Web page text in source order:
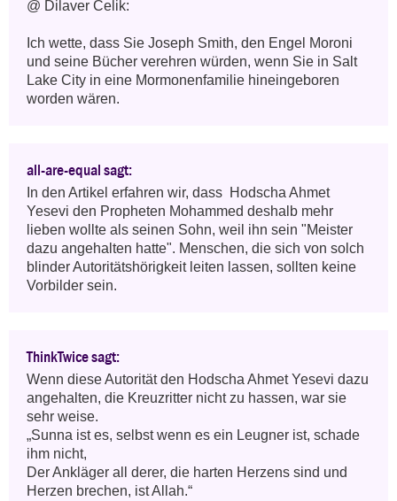
@ Dilaver Celik:
Ich wette, dass Sie Joseph Smith, den Engel Moroni
und seine Bücher verehren würden, wenn Sie in Salt
Lake City in eine Mormonenfamilie hineingeboren
worden wären.
all-are-equal sagt:
In den Artikel erfahren wir, dass  Hodscha Ahmet
Yesevi den Propheten Mohammed deshalb mehr
lieben wollte als seinen Sohn, weil ihn sein "Meister
dazu angehalten hatte". Menschen, die sich von solch
blinder Autoritätshörigkeit leiten lassen, sollten keine
Vorbilder sein.
ThinkTwice sagt:
Wenn diese Autorität den Hodscha Ahmet Yesevi dazu
angehalten, die Kreuzritter nicht zu hassen, war sie
sehr weise.
„Sunna ist es, selbst wenn es ein Leugner ist, schade
ihm nicht,
Der Ankläger all derer, die harten Herzens sind und
Herzen brechen, ist Allah.“